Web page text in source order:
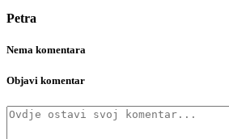
Petra
Nema komentara
Objavi komentar